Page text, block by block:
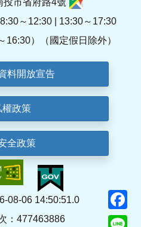
投市省府路4號
～12:30 | 13:30～17:30
16:30）（國定假日除外）
料開放宣告
權政策
全政策
08-06 14:50:51.0
：477463886